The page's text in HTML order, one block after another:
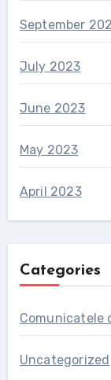
September
July 2023
June 2023
May 2023
April 2023
Categories
Comunicatele
Uncategorized